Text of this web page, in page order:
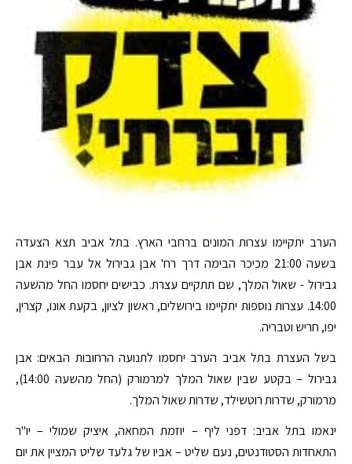
הערב יתקיימו עצרות המונים ברחבי הארץ. בתל אביב תצא הצעדה
בשעה 21:00 מכיכר הבימה דרך רח' אבן גבירול אל עבר פינת אבן
גבירול - שאול המלך, שם תתקיים עצרת. כבישים יחסמו החל מהשעה
14:00. עצרות נוספות יתקיימו בירושלים, ראשון לציון, בקעת אונו, קצרין,
יפו, חריש וטבריה.
בשל העצרת בתל אביב הערב יחסמו לתנועה הרחובות הבאים: אבן
גבירול – בקטע שבין שאול המלך למרמורק (החל מהשעה 14:00),
מרמורק, שדרות רוטשילד, שדרות שאול המלך.
ינאמו בתל אביב: דפני ליף – יוזמת המחאה, איציק שמולי – יו"ר
התאחדות הסטודנטים, נעם שליט – אביו של גלעד שליט המציין את יום